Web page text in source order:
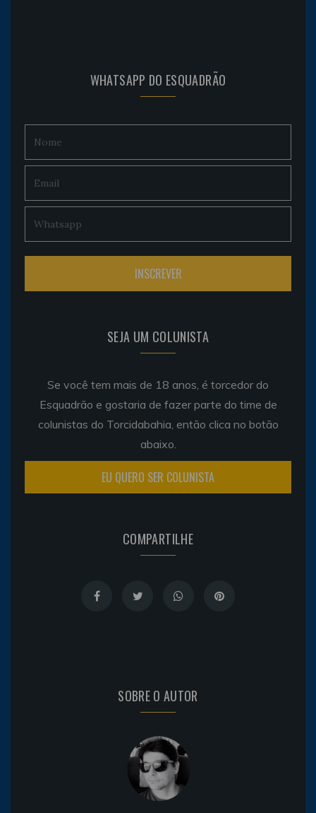
WHATSAPP DO ESQUADRÃO
SEJA UM COLUNISTA
Se você tem mais de 18 anos, é torcedor do
Esquadrão e gostaria de fazer parte do time de
colunistas do Torcidabahia, então clica no botão
abaixo.
EU QUERO SER COLUNISTA
COMPARTILHE
SOBRE O AUTOR